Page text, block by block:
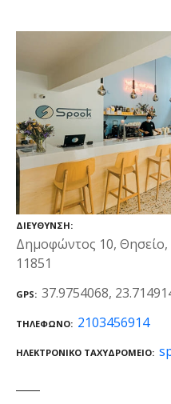
ΔΙΕΎΘΥΝΣΗ
Δημοφώντος 10, Θησείο,
11851
GPS 37.9754068,
ΤΗΛΈΦΩΝΟ 2103456914
ΗΛΕΚΤΡΟΝΙΚΌ ΤΑΧΥΔΡΟΜΕΊΟ